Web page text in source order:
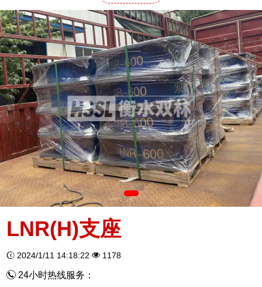
LNR(H)支座
2024/1/11 14:18:22 1178
24小时热线服务：